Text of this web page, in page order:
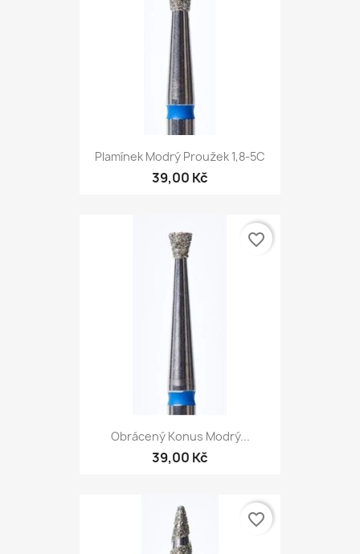
Plamínek Modrý Proužek 1,8-5С
39,00 Kč
Obrácený Konus Modrý...
39,00 Kč
favorite_border
favorite_border